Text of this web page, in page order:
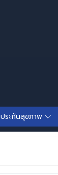
ประกันสุขภาพ